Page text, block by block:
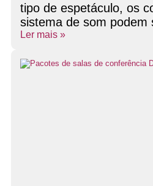
tipo de espetáculo, os
sistema de som podem
Ler mais »